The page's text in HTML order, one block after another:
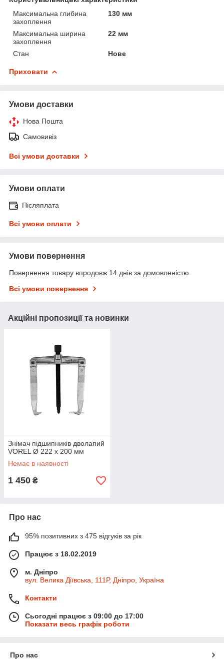
Максимальна глибина
захоплення
130 мм
Максимальна ширина
захоплення
22 мм
Стан Нове
Приховати
Умови доставки
Нова Пошта
Самовивіз
Всі умови доставки
Умови оплати
Післяплата
Всі умови оплати
Умови повернення
Повернення товару впродовж 14 днів за домовленістю
Всі умови повернення
Акційні пропозиції та новинки
Знімач підшипників дволапий
VOREL Ø 222 x 200 мм
Немає в наявності
1 450 ₴
Про нас
95% позитивних з 475 відгуків за рік
Працює з 18.02.2019
м. Дніпро
вул. Велика Діївська, 111Р, Дніпро, Україна
Контакти
Сьогодні працює з 09:00 до 17:00
Показати весь графік роботи
Про нас